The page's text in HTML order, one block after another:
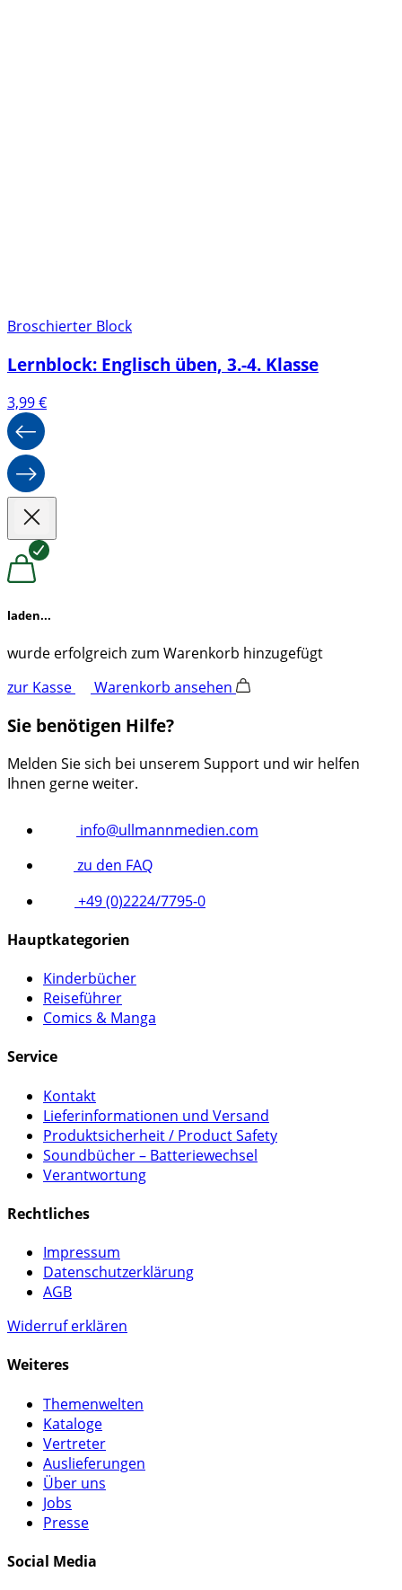
Broschierter Block
Lernblock: Englisch üben, 3.-4. Klasse
3,99€
laden...
wurde erfolgreich zum Warenkorb hinzugefügt
zur Kasse
Warenkorb ansehen
Sie benötigen Hilfe?
Melden Sie sich bei unserem Support und wir helfen
Ihnen gerne weiter.
info@ullmannmedien.com
zu den FAQ
+49 (0)2224/7795-0
Hauptkategorien
Kinderbücher
Reiseführer
Comics & Manga
Service
Kontakt
Lieferinformationen und Versand
Produktsicherheit / Product Safety
Soundbücher – Batteriewechsel
Verantwortung
Rechtliches
Impressum
Datenschutzerklärung
AGB
Widerruf erklären
Weiteres
Themenwelten
Kataloge
Vertreter
Auslieferungen
Über uns
Jobs
Presse
Social Media